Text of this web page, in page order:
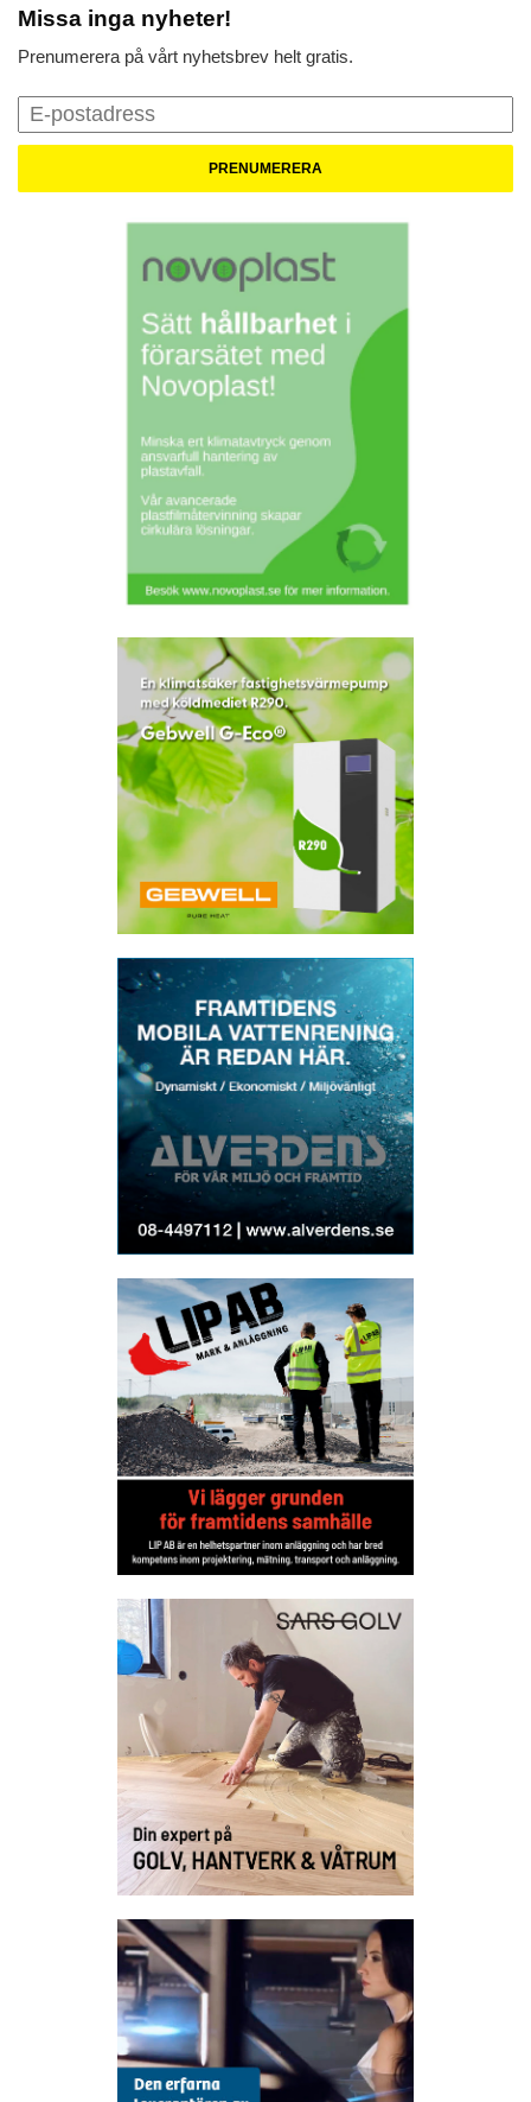
Missa inga nyheter!
Prenumerera på vårt nyhetsbrev helt gratis.